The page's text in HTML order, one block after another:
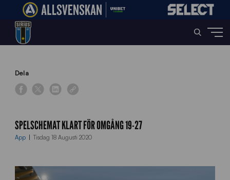
Home»
Dela
SPELSCHEMAT KLART FÖR OMGÅNG 19-27
App Tisdag 18 Augusti 2020